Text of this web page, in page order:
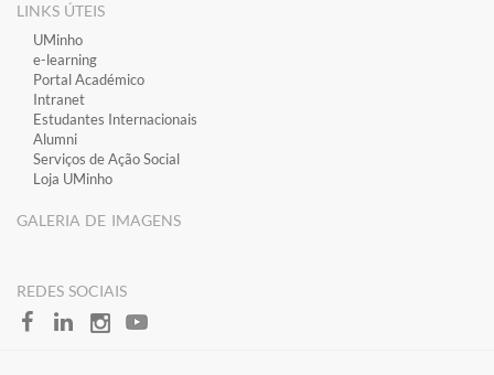
LINKS ÚTEIS
​UMinho
​e-learning
​Portal Académico
​Intranet
Estudantes Inter​​nacionais
Alumni
Serviços de Ação Social
Loja UMinho
GALERIA DE IMAGENS
​REDES SOCIAIS